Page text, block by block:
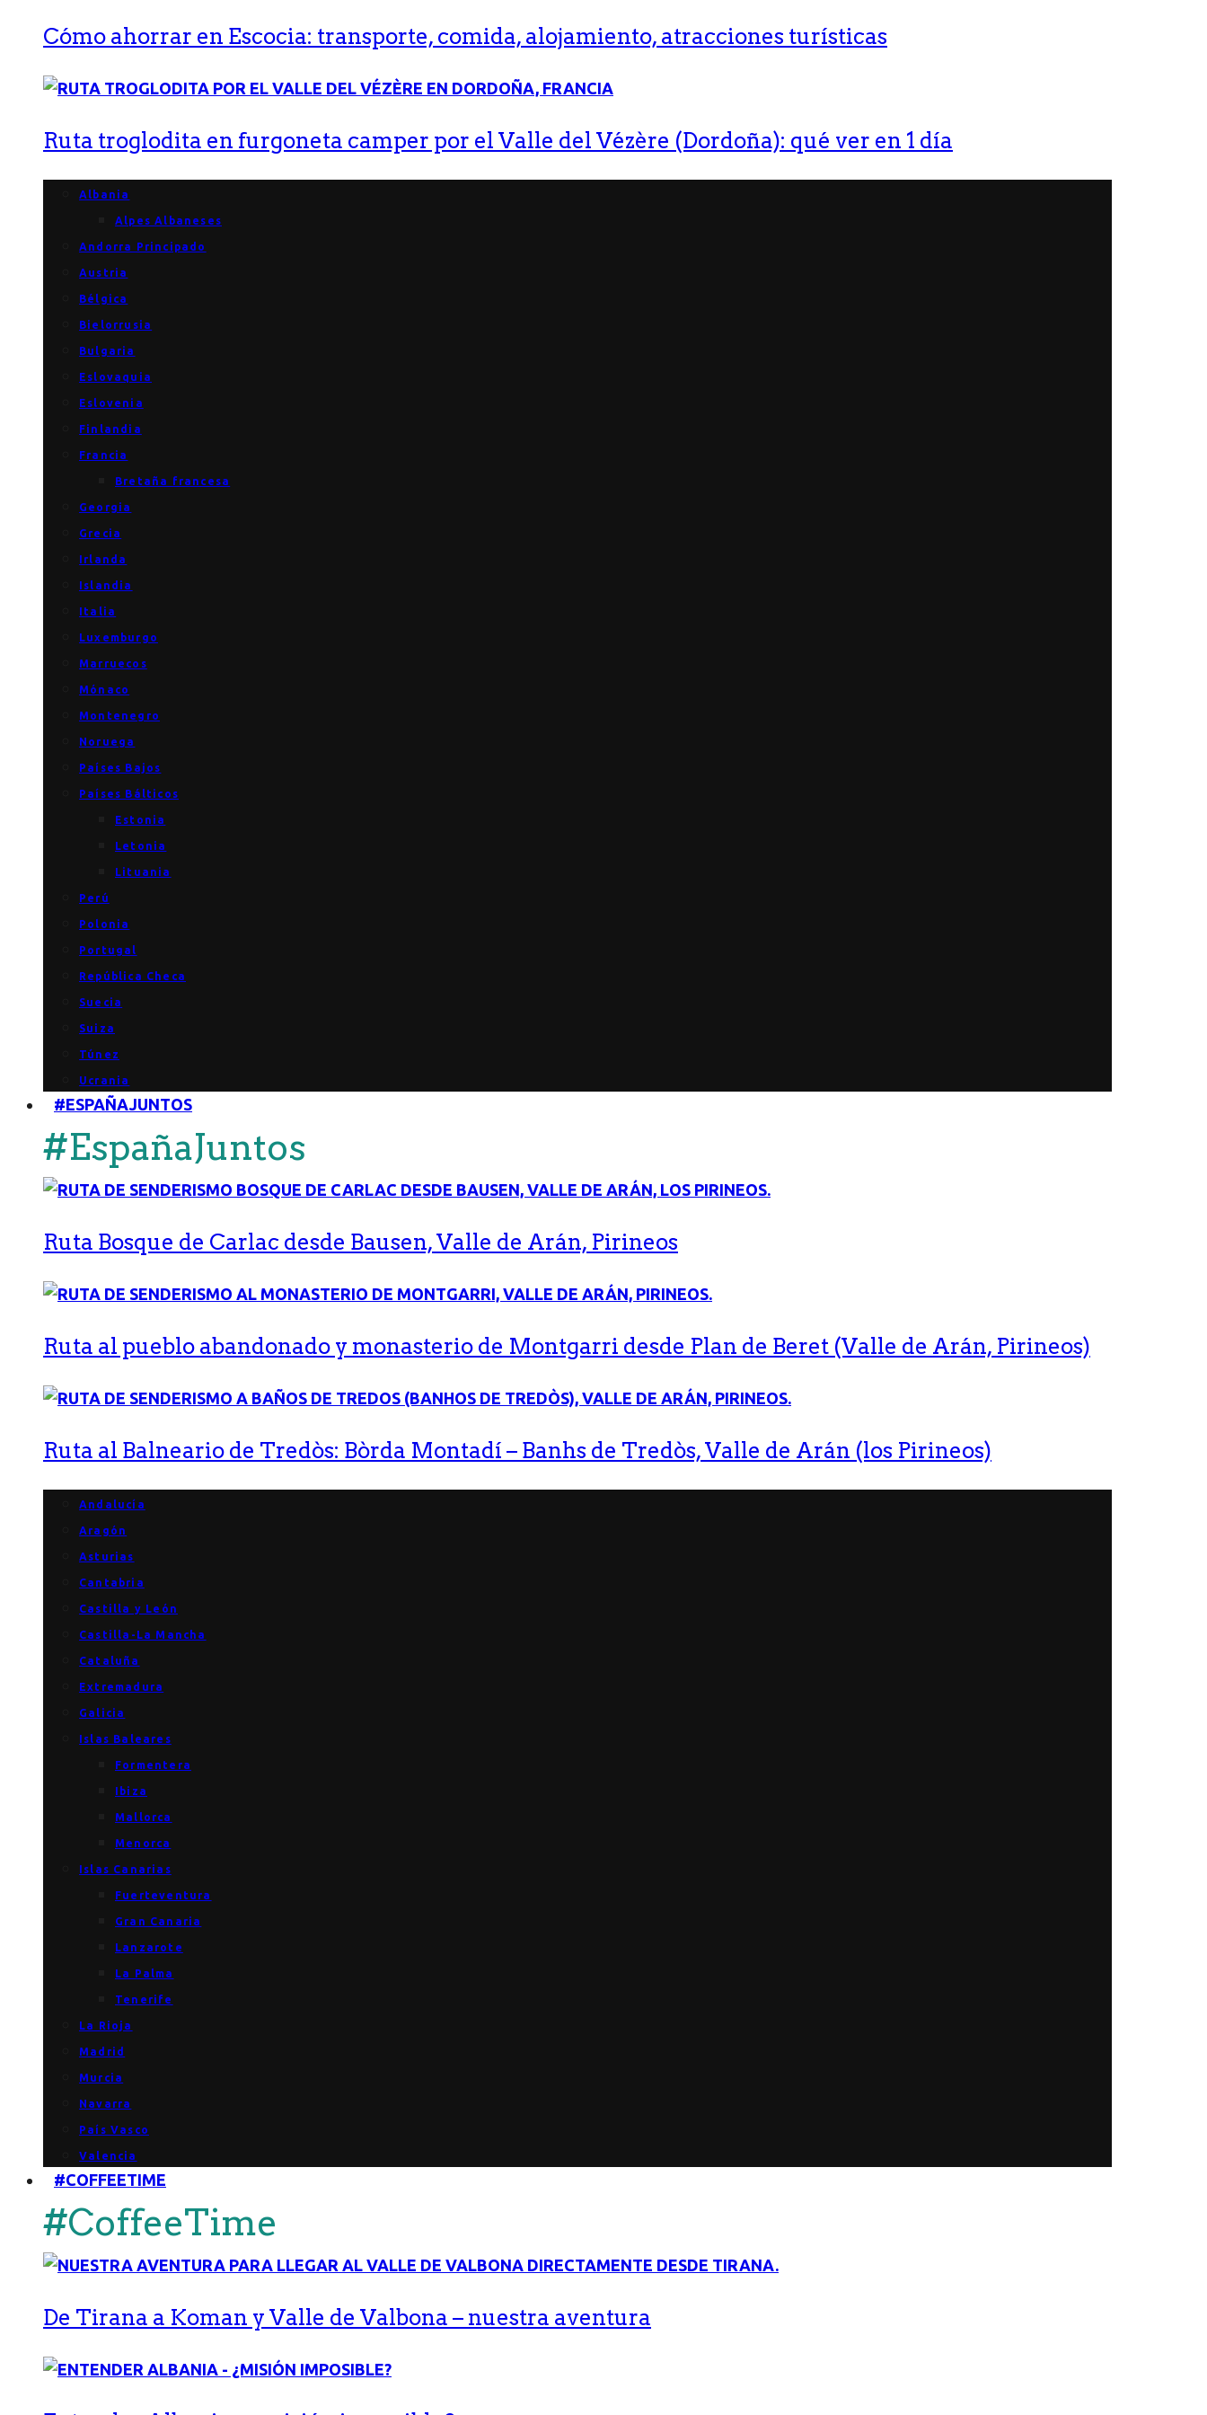
Cómo ahorrar en Escocia: transporte, comida, alojamiento, atracciones turísticas
Ruta troglodita en furgoneta camper por el Valle del Vézère (Dordoña): qué ver en 1 día
Albania
Alpes Albaneses
Andorra Principado
Austria
Bélgica
Bielorrusia
Bulgaria
Eslovaquia
Eslovenia
Finlandia
Francia
Bretaña francesa
Georgia
Grecia
Irlanda
Islandia
Italia
Luxemburgo
Marruecos
Mónaco
Montenegro
Noruega
Países Bajos
Países Bálticos
Estonia
Letonia
Lituania
Perú
Polonia
Portugal
República Checa
Suecia
Suiza
Túnez
Ucrania
#ESPAÑAJUNTOS
#EspañaJuntos
Ruta Bosque de Carlac desde Bausen, Valle de Arán, Pirineos
Ruta al pueblo abandonado y monasterio de Montgarri desde Plan de Beret (Valle de Arán, Pirineos)
Ruta al Balneario de Tredòs: Bòrda Montadí – Banhs de Tredòs, Valle de Arán (los Pirineos)
Andalucía
Aragón
Asturias
Cantabria
Castilla y León
Castilla-La Mancha
Cataluña
Extremadura
Galicia
Islas Baleares
Formentera
Ibiza
Mallorca
Menorca
Islas Canarias
Fuerteventura
Gran Canaria
Lanzarote
La Palma
Tenerife
La Rioja
Madrid
Murcia
Navarra
País Vasco
Valencia
#COFFEETIME
#CoffeeTime
De Tirana a Koman y Valle de Valbona – nuestra aventura